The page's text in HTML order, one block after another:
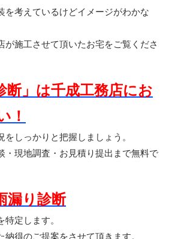
考えているけどイメージがわかな
施工させて頂いたお宅をご覧くださ
断」は千成工務店にお
！
しっかりと把握しましょう。
現地調査・お見積り提出まで無料で
漏り診断
定します。
得のご提案をさせて頂きます。